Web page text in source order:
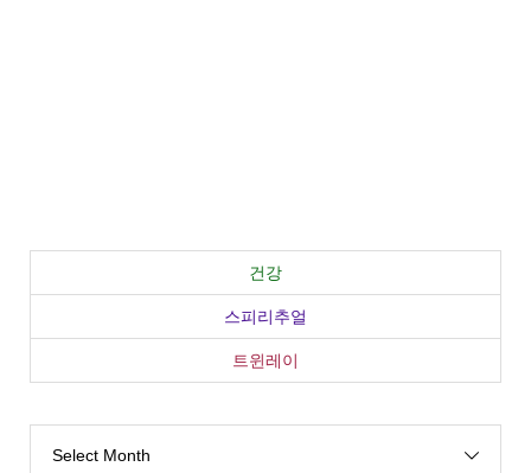
건강
스피리추얼
트윈레이
Select Month